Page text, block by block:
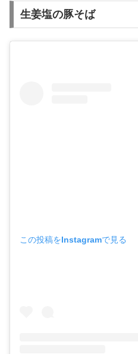
生姜塩の豚そば
この投稿をInstagramで見る